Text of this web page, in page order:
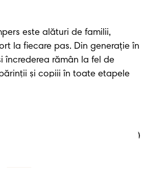
este alături de familii,
la fiecare pas. Din generație în
încrederea rămân la fel de
și copiii în toate etapele